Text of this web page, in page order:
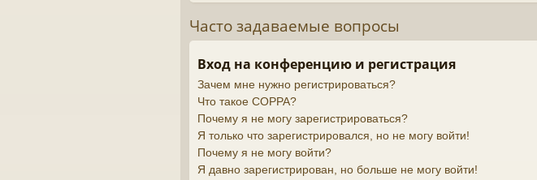
и
Часто задаваемые вопросы
Вход на конференцию и регистрация
Зачем мне нужно регистрироваться?
Что такое COPPA?
Почему я не могу зарегистрироваться?
Я только что зарегистрировался, но не могу войти!
Почему я не могу войти?
Я давно зарегистрирован, но больше не могу войти!